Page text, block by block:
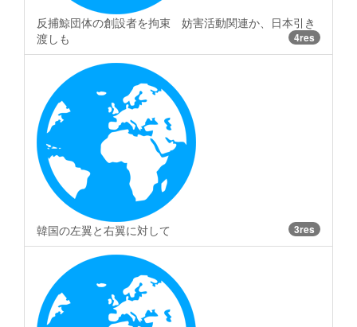
反捕鯨団体の創設者を拘束 妨害活動関連か、日本引き
渡しも
4res
韓国の左翼と右翼に対して 3res